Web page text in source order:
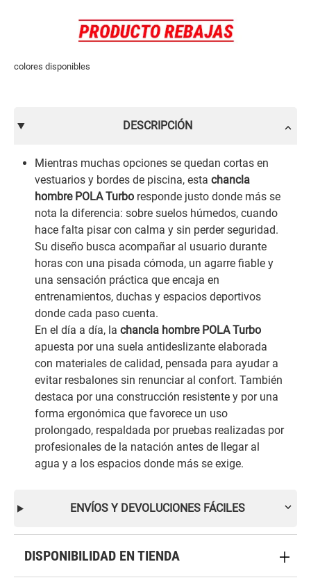
colores disponibles
DESCRIPCIÓN
Mientras muchas opciones se quedan cortas en
vestuarios y bordes de piscina, esta chancla
hombre POLA Turbo responde justo donde más se
nota la diferencia: sobre suelos húmedos, cuando
hace falta pisar con calma y sin perder seguridad.
Su diseño busca acompañar al usuario durante
horas con una pisada cómoda, un agarre fiable y
una sensación práctica que encaja en
entrenamientos, duchas y espacios deportivos
donde cada paso cuenta.
En el día a día, la chancla hombre POLA Turbo
apuesta por una suela antideslizante elaborada
con materiales de calidad, pensada para ayudar a
evitar resbalones sin renunciar al confort. También
destaca por una construcción resistente y por una
forma ergonómica que favorece un uso
prolongado, respaldada por pruebas realizadas por
profesionales de la natación antes de llegar al
agua y a los espacios donde más se exige.
ENVÍOS Y DEVOLUCIONES FÁCILES
DISPONIBILIDAD EN TIENDA